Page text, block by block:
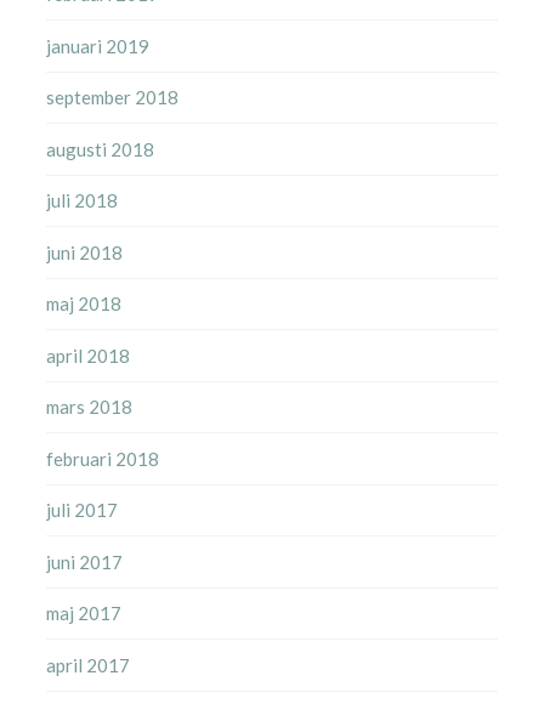
januari 2019
september 2018
augusti 2018
juli 2018
juni 2018
maj 2018
april 2018
mars 2018
februari 2018
juli 2017
juni 2017
maj 2017
april 2017